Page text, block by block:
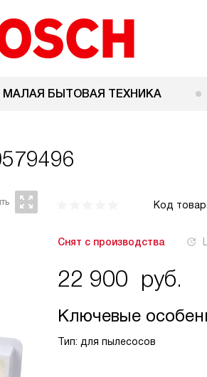
МАЛАЯ БЫТОВАЯ ТЕХНИКА
Код
Снят с производства
22 900 руб.
Ключевые
Тип: для пылесосов